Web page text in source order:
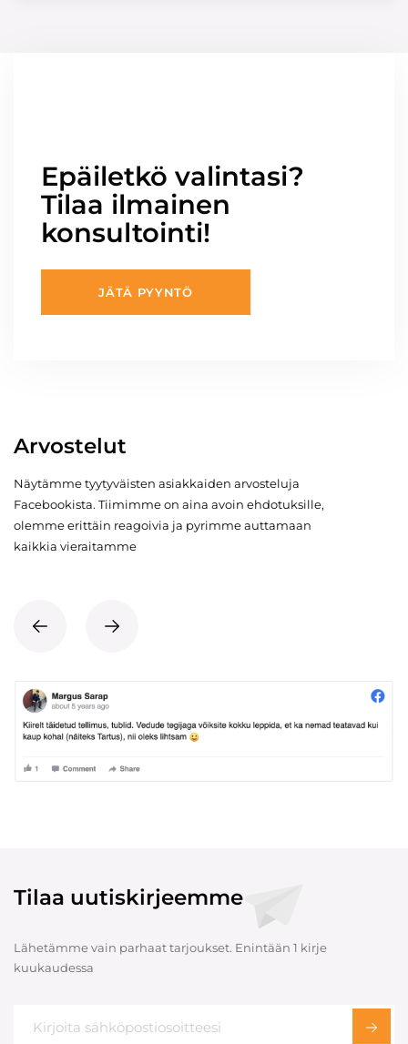
Epäiletkö valintasi?
Tilaa ilmainen
konsultointi!
JÄTÄ PYYNTÖ
Arvostelut
Näytämme tyytyväisten asiakkaiden arvosteluja
Facebookista. Tiimimme on aina avoin ehdotuksille,
olemme erittäin reagoivia ja pyrimme auttamaan
kaikkia vieraitamme
Tilaa uutiskirjeemme
Lähetämme vain parhaat tarjoukset. Enintään 1 kirje
kuukaudessa